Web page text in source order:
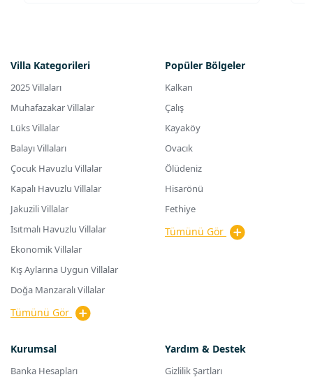
Villa Kategorileri
2025 Villaları
Muhafazakar Villalar
Lüks Villalar
Balayı Villaları
Çocuk Havuzlu Villalar
Kapalı Havuzlu Villalar
Jakuzili Villalar
Isıtmalı Havuzlu Villalar
Ekonomik Villalar
Kış Aylarına Uygun Villalar
Doğa Manzaralı Villalar
Tümünü Gör
Popüler Bölgeler
Kalkan
Çalış
Kayaköy
Ovacık
Ölüdeniz
Hisarönü
Fethiye
Tümünü Gör
Kurumsal
Banka Hesapları
Yardım & Destek
Gizlilik Şartları